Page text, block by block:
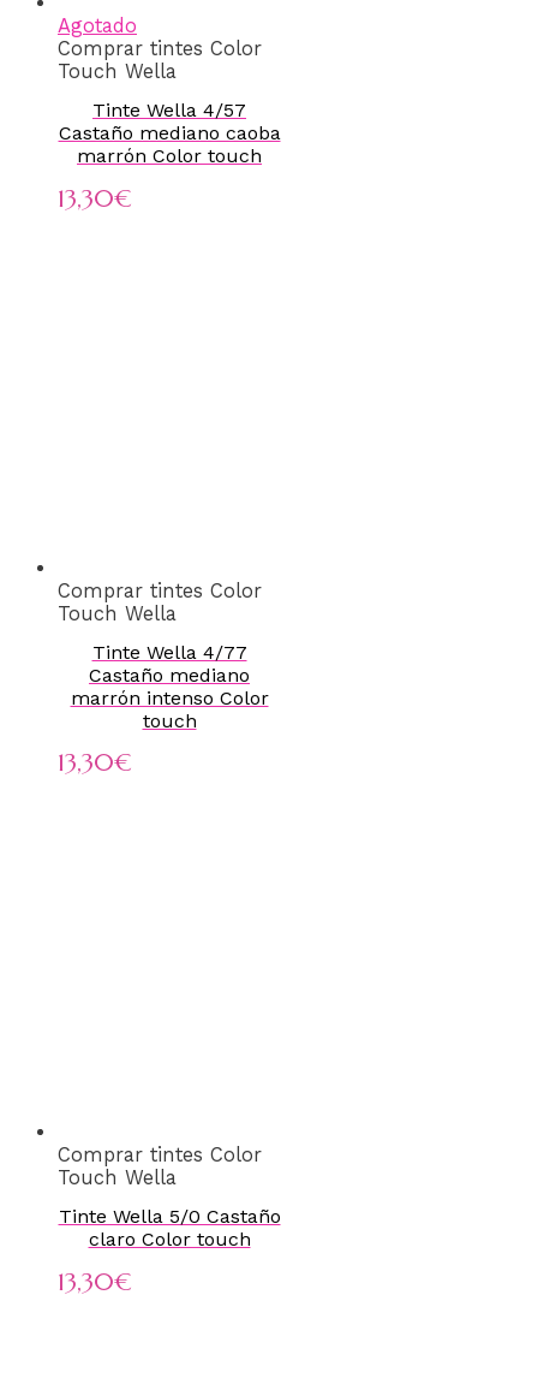
Agotado
Comprar tintes Color
Touch Wella
Tinte Wella 4/57
Castaño mediano caoba
marrón Color touch
13,30€
Comprar tintes Color
Touch Wella
Tinte Wella 4/77
Castaño mediano
marrón intenso Color
touch
13,30€
Comprar tintes Color
Touch Wella
Tinte Wella 5/0 Castaño
claro Color touch
13,30€